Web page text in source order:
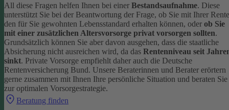
All diese Fragen helfen Ihnen bei einer Bestandsaufnahme. Diese
unterstützt Sie bei der Beantwortung der Frage, ob Sie mit Ihrer Rente
den für Sie gewohnten Lebensstandard erhalten können, oder ob Sie
mit einer zusätzlichen Altersvorsorge privat vorsorgen sollten.
Grundsätzlich können Sie aber davon ausgehen, dass die staatliche
Absicherung nicht ausreichen wird, da das Rentenniveau seit
sinkt. Private Vorsorge empfiehlt daher auch die Deutsche
Rentenversicherung Bund. Unsere Beraterinnen und Berater erörtern
gerne zusammen mit Ihnen Ihre persönliche Situation und beraten Sie
zur optimalen Vorsorgestrategie.
Beratung finden